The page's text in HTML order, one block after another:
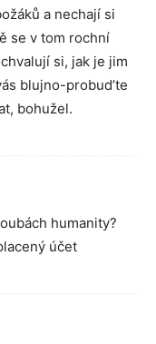
a nechají si
se v tom rochní
si, jak je jim
blujno-probud’te
bohužel.
humanity?
účet